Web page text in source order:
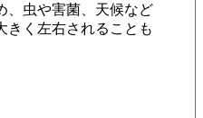
、虫や害菌、天候など
きく左右されることも